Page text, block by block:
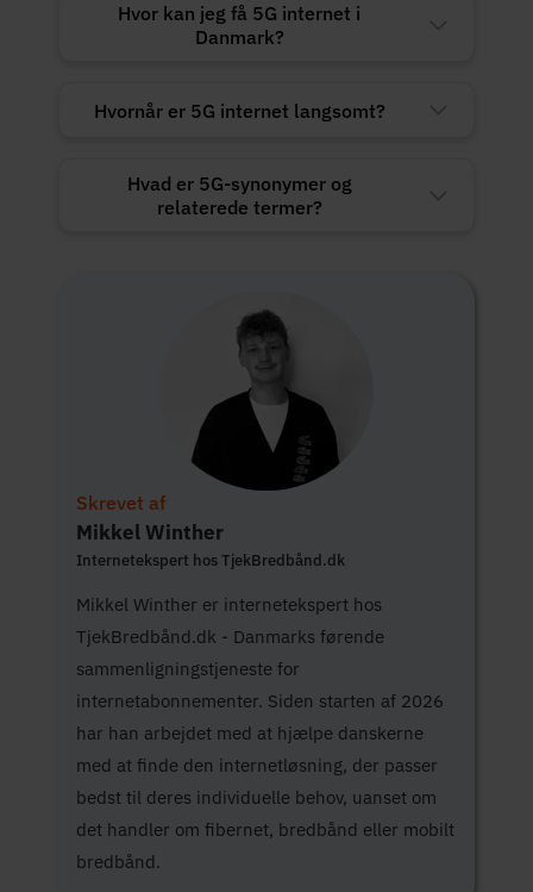
Hvor kan jeg få 5G internet i
Danmark?
Hvornår er 5G internet langsomt?
Hvad er 5G-synonymer og
relaterede termer?
Skrevet af
Mikkel Winther
Internetekspert hos TjekBredbånd.dk
Mikkel Winther er internetekspert hos
TjekBredbånd.dk - Danmarks førende
sammenligningstjeneste for
internetabonnementer. Siden starten af 2026
har han arbejdet med at hjælpe danskerne
med at finde den internetløsning, der passer
bedst til deres individuelle behov, uanset om
det handler om fibernet, bredbånd eller mobilt
bredbånd.